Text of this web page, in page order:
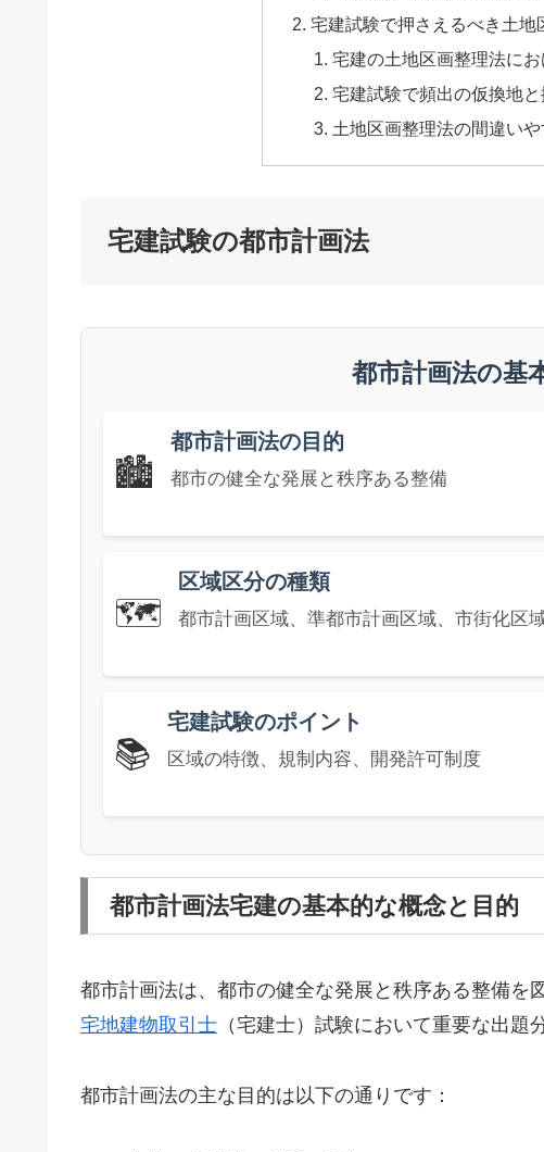
宅建試験で押さえるべき土地
宅建の土地区画整理法に
宅建試験で頻出の仮換地
土地区画整理法の間違いや
宅建試験の都市計画法
都市計画法の基
🏙️
都市計画法の目的
都市の健全な発展と秩序ある整備
🗺️
区域区分の種類
都市計画区域、準都市計画区域、市街化区
📚
宅建試験のポイント
区域の特徴、規制内容、開発許可制度
都市計画法宅建の基本的な概念と目的
都市計画法は、都市の健全な発展と秩序ある整備を
宅地建物取引士 （宅建士）試験において重要な出題
都市計画法の主な目的は以下の通りです：